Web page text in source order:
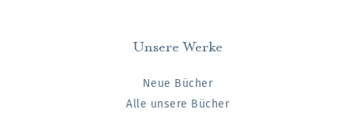
Unsere Werke
Neue Bücher
Alle unsere Bücher